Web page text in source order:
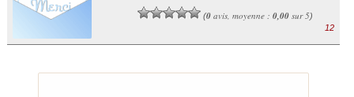
(0avis, moyenne : 0,00sur 5)
12